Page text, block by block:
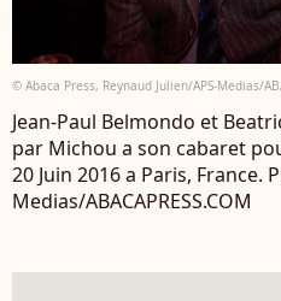
© Abaca Press, Reynaud Julien/APS-Medias/
Jean-Paul Belmondo et
par Michou a son cabaret
20 Juin 2016 a Paris, France.
Medias/ABACAPRESS.COM